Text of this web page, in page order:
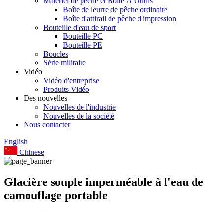
Boîte de leurre de pêche ordinaire
Boîte d'attirail de pêche d'impression
Bouteille d'eau de sport
Bouteille PC
Bouteille PE
Boucles
Série militaire
Vidéo
Vidéo d'entreprise
Produits Vidéo
Des nouvelles
Nouvelles de l'industrie
Nouvelles de la société
Nous contacter
English
Chinese
Glacière souple imperméable à l'eau de
camouflage portable